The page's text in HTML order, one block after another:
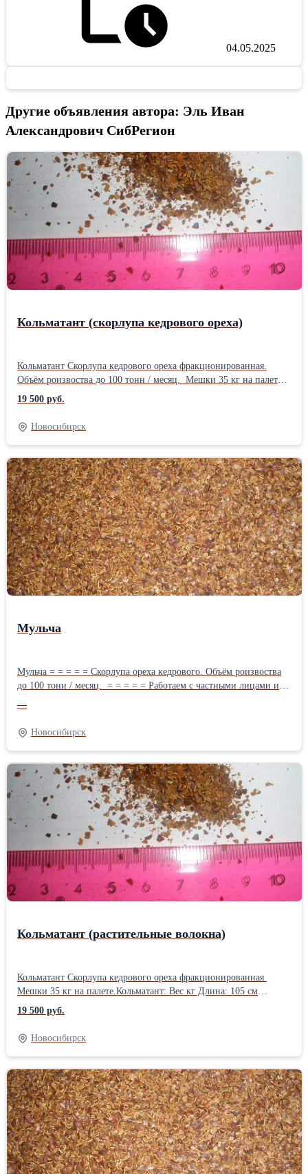
04.05.2025
Другие объявления автора: Эль Иван
Александрович СибРегион
Кольматант (скорлупа кедрового ореха)
Кольматант Скорлупа кедрового ореха фракционированная.
Объём роизвоства до 100 тонн / месяц. Мешки 35 кг на палете
Доставка автотранспортом во все регионыДлина: 105 см
Ширина: 50 см Высота: 50 см Вес: 35 кг Способ упаковки:
Мешки 35 кг на палетах и навалом.
19 500 руб.
Новосибирск
Мульча
Мульча = = = = = Скорлупа ореха кедрового. Объём роизвоства
до 100 тонн / месяц. = = = = = Работаем с частными лицами и
+79139157759 (WatsApp).Производитель: Собственное
производство Длина: 100 см Ширина: 40 см Высота: 30 см Вес:
35 кг Способ упаковки: Мешки навалом и на палетах.
—
Новосибирск
Кольматант (растительные волокна)
Кольматант Скорлупа кедрового ореха фракционированная
Мешки 35 кг на палете.Кольматант: Вес кг Длина: 105 см
Ширина: 50 см Высота: 50 см Вес: 35 кг Способ упаковки:
Мешок п/п
19 500 руб.
Новосибирск